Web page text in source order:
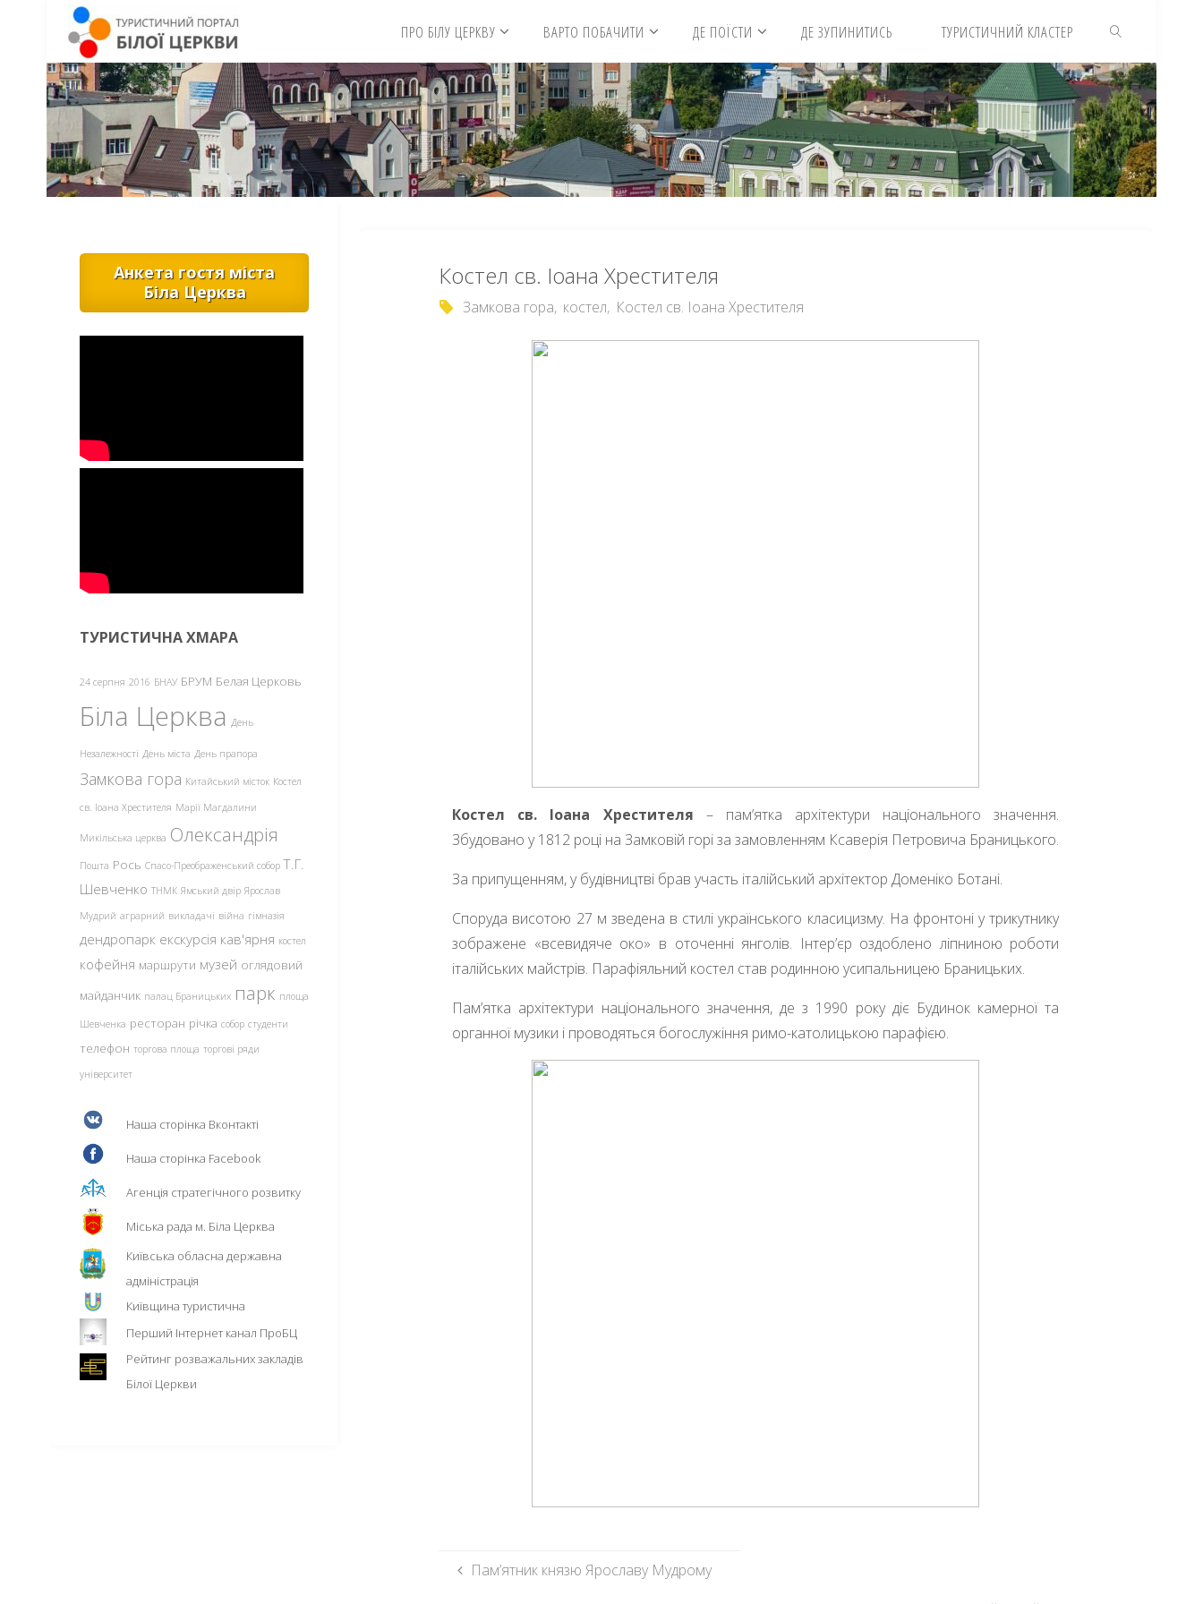
ПРО БІЛУ ЦЕРКВУ ВАРТО ПОБАЧИТИ ДЕ ПОЇСТИ ДЕ ЗУПИНИТИСЬ ТУРИСТИЧНИЙ КЛАСТЕР
Костел св. Іоана Хрестителя
Замкова гора, костел, Костел св. Іоана Хрестителя
Костел св. Іоана Хрестителя – пам’ятка архітектури національного значення.
Збудовано у 1812 році на Замковій горі за замовленням Ксаверія Петровича Браницького.
За припущенням, у будівництві брав участь італійський архітектор Доменіко Ботані.
Споруда висотою 27 м зведена в стилі українського класицизму. На фронтоні у трикутнику
зображене «всевидяче око» в оточенні янголів. Інтер’єр оздоблено ліпниною роботи
італійських майстрів. Парафіяльний костел став родинною усипальницею Браницьких.
Пам’ятка архітектури національного значення, де з 1990 року діє Будинок камерної та
органної музики і проводяться богослужіння римо-католицькою парафією.
Пам’ятник князю Ярославу Мудрому
Анкета гостя міста
Біла Церква
ТУРИСТИЧНА ХМАРА
24 серпня 2016 БНАУ БРУМ Белая Церковь
Біла Церква День
Незалежності День міста День прапора
Замкова гора Китайський місток Костел
св. Іоана Хрестителя Марії Магдалини
Микільська церква Олександрія
Пошта Рось Спасо-Преображенський собор Т.Г.
Шевченко ТНМК Ямський двір Ярослав
Мудрий аграрний викладачі війна гімназія
дендропарк екскурсія кав'ярня костел
кофейня маршрути музей оглядовий
майданчик палац Браницьких парк площа
Шевченка ресторан річка собор студенти
телефон торгова площа торгові ряди
університет
Наша сторінка Вконтакті
Наша сторінка Facebook
Агенція стратегічного розвитку
Міська рада м. Біла Церква
Київська обласна державна
адміністрація
Київщина туристична
Перший Інтернет канал ПроБЦ
Рейтинг розважальних закладів
Білої Церкви